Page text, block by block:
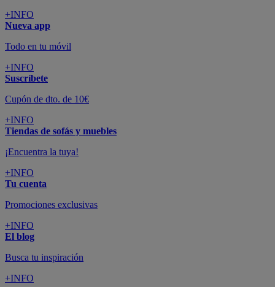
+INFO
Nueva app
Todo en tu móvil
+INFO
Suscríbete
Cupón de dto. de 10€
+INFO
Tiendas de sofás y muebles
¡Encuentra la tuya!
+INFO
Tu cuenta
Promociones exclusivas
+INFO
El blog
Busca tu inspiración
+INFO